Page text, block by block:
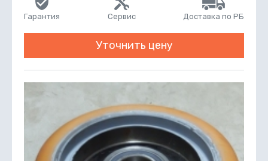
Гарантия Сервис Доставка по РБ
Уточнить цену